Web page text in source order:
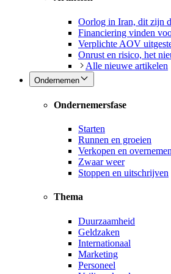
Oorlog in Iran, dit zijn
Financiering vinden
Verplichte AOV
Onrust en risico, het
Alle nieuwe artikelen
Ondernemen
Ondernemersfase
Starten
Runnen en groeien
Verkopen en overnemen
Zwaar weer
Stoppen en uitschrijven
Thema
Duurzaamheid
Geldzaken
Internationaal
Marketing
Personeel